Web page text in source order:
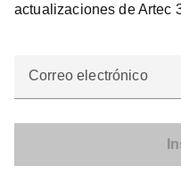
actualizaciones de Artec
Correo electrónico